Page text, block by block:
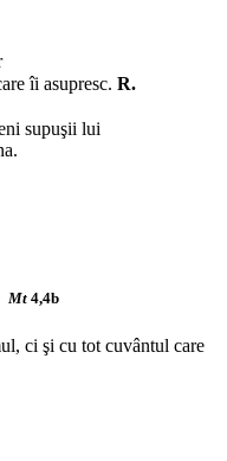
îi asupresc. R.
supuşii lui
Mt 4,4b
ci şi cu tot cuvântul care